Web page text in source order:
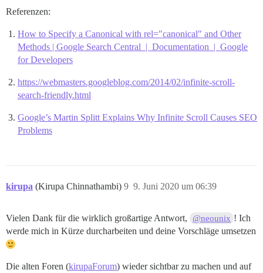
Referenzen:
How to Specify a Canonical with rel="canonical" and Other
Methods | Google Search Central | Documentation | Google
for Developers
https://webmasters.googleblog.com/2014/02/infinite-scroll-
search-friendly.html
Google’s Martin Splitt Explains Why Infinite Scroll Causes SEO
Problems
kirupa (Kirupa Chinnathambi) 9. Juni 2020 um 06:39
9
Vielen Dank für die wirklich großartige Antwort, @neounix ! Ich
werde mich in Kürze durcharbeiten und deine Vorschläge umsetzen
Die alten Foren (kirupaForum) wieder sichtbar zu machen und auf